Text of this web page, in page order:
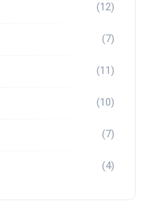
(12)
(7)
(11)
(10)
(7)
(4)